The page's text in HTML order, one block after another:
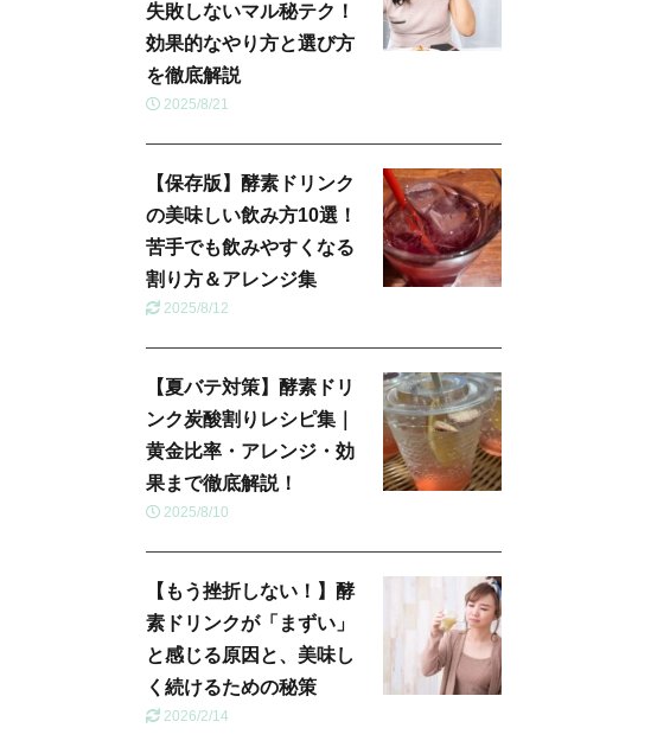
失敗しないマル秘テク！
効果的なやり方と選び方
を徹底解説
2025/8/21
【保存版】酵素ドリンク
の美味しい飲み方10選！
苦手でも飲みやすくなる
割り方＆アレンジ集
2025/8/12
【夏バテ対策】酵素ドリ
ンク炭酸割りレシピ集｜
黄金比率・アレンジ・効
果まで徹底解説！
2025/8/10
【もう挫折しない！】酵
素ドリンクが「まずい」
と感じる原因と、美味し
く続けるための秘策
2026/2/14